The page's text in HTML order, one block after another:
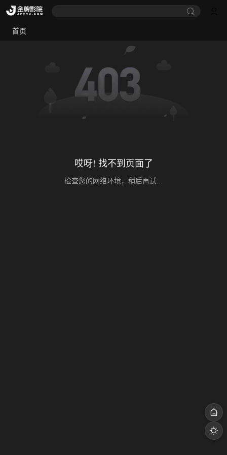
首页
哎呀! 找不到页面了
检查您的网络环境，稍后再试...